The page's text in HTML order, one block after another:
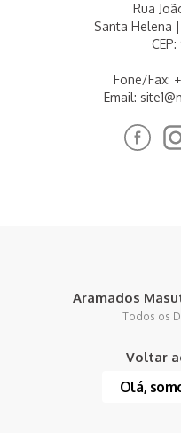
Rua
Santa Helena
Fone/Fax:
Email:
Aramados
Todos os
Voltar
Olá,